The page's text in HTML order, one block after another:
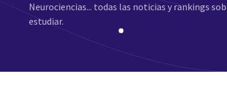
Neurociencias... todas las noticias y rankings
estudiar.